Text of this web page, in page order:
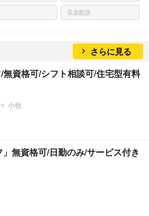
音楽配信
さらに見る
無資格可/シフト相談可/住宅型有料
小牧
」無資格可/日勤のみ/サービス付き